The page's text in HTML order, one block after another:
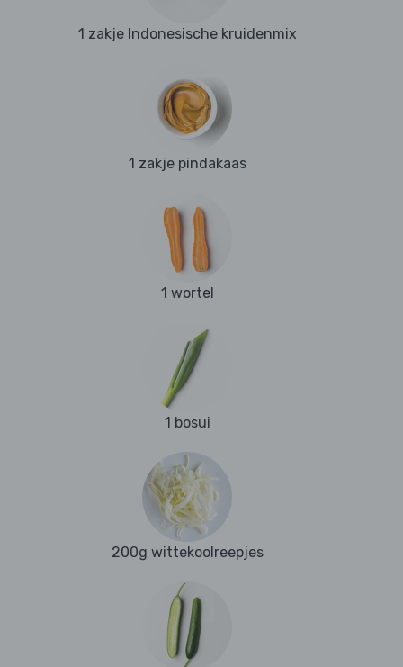
1 zakje Indonesische kruidenmix
1 zakje pindakaas
1 wortel
1 bosui
200g wittekoolreepjes